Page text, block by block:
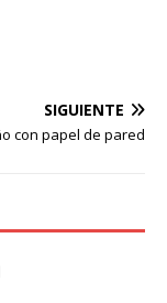
SIGUIENTE
con papel de pared